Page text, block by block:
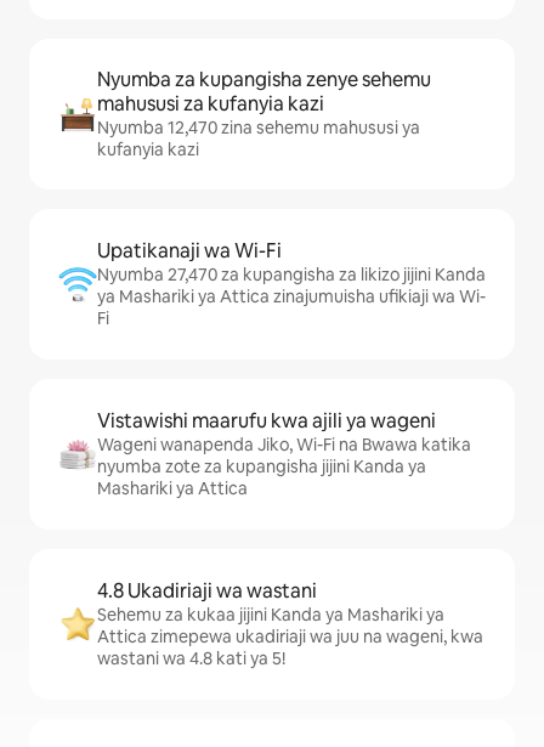
Nyumba za kupangisha zenye sehemu
mahususi za kufanyia kazi
Nyumba 12,470 zina sehemu mahususi ya
kufanyia kazi
Upatikanaji wa Wi-Fi
Nyumba 27,470 za kupangisha za likizo jijini Kanda
ya Mashariki ya Attica zinajumuisha ufikiaji wa Wi-
Fi
Vistawishi maarufu kwa ajili ya wageni
Wageni wanapenda Jiko, Wi-Fi na Bwawa katika
nyumba zote za kupangisha jijini Kanda ya
Mashariki ya Attica
4.8 Ukadiriaji wa wastani
Sehemu za kukaa jijini Kanda ya Mashariki ya
Attica zimepewa ukadiriaji wa juu na wageni, kwa
wastani wa 4.8 kati ya 5!